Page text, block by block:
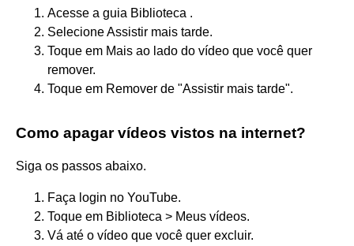
Acesse a guia Biblioteca .
Selecione Assistir mais tarde.
Toque em Mais ao lado do vídeo que você quer
remover.
Toque em Remover de "Assistir mais tarde".
Como apagar vídeos vistos na internet?
Siga os passos abaixo.
Faça login no YouTube.
Toque em Biblioteca > Meus vídeos.
Vá até o vídeo que você quer excluir.